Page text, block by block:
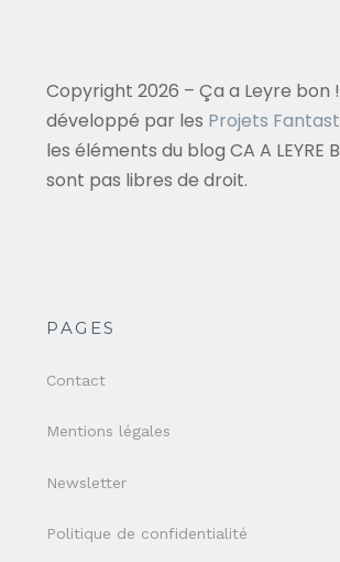
Copyright 2026 – Ça a Leyre bon
développé par les Projets
les éléments du blog CA A LEYRE
sont pas libres de droit.
PAGES
Contact
Mentions légales
Newsletter
Politique de confidentialité